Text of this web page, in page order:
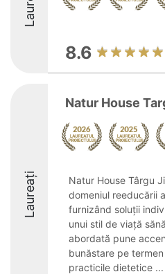
8.6
Laureați
Natur House
Natur House Târgu
domeniul reeducării
furnizând soluții
unui stil de viață
abordată pune
bunăstare pe
practicile dietetice ...